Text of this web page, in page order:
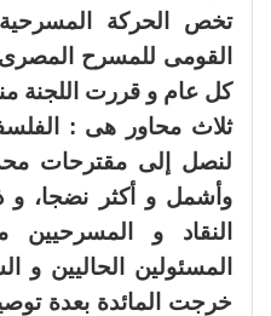
تخص الحركة
القومى للمسرح
كل عام و قررت اللجنة
ثلاث محاور هى :
لنصل إلى مقترحات
وأشمل و أكثر نضجا،
النقاد و
المسئولين الحاليين و
خرجت المائدة بعدة